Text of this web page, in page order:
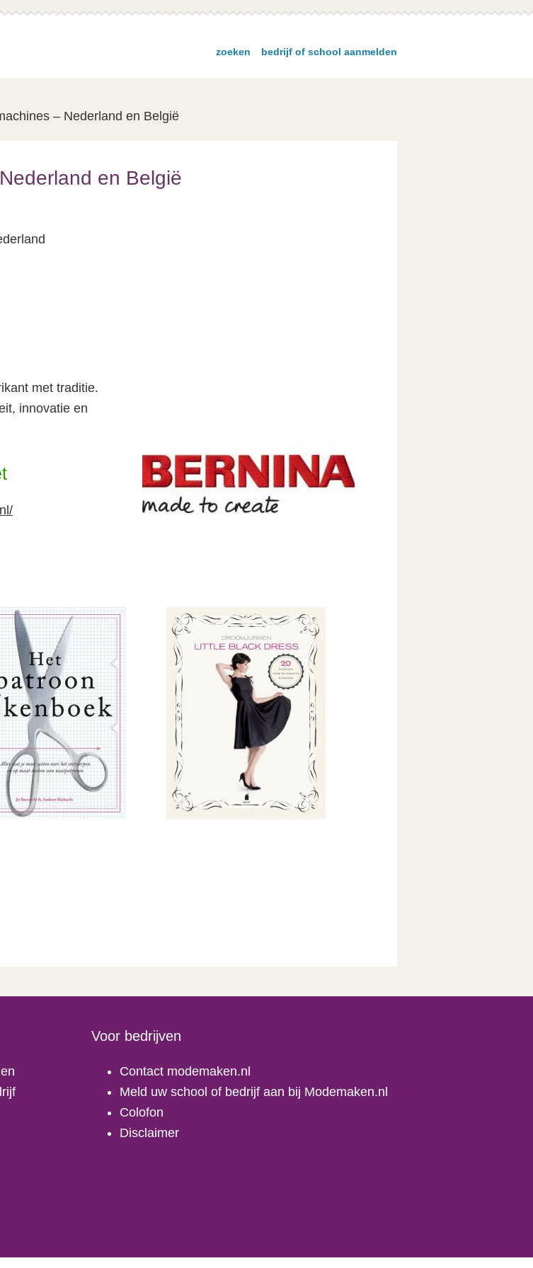
zoeken bedrijf of school aanmelden
– Nederland en België
en België
met traditie.
innovatie en
Voor bedrijven
Contact modemaken.nl
Meld uw school of bedrijf aan bij Modemaken.nl
Colofon
Disclaimer